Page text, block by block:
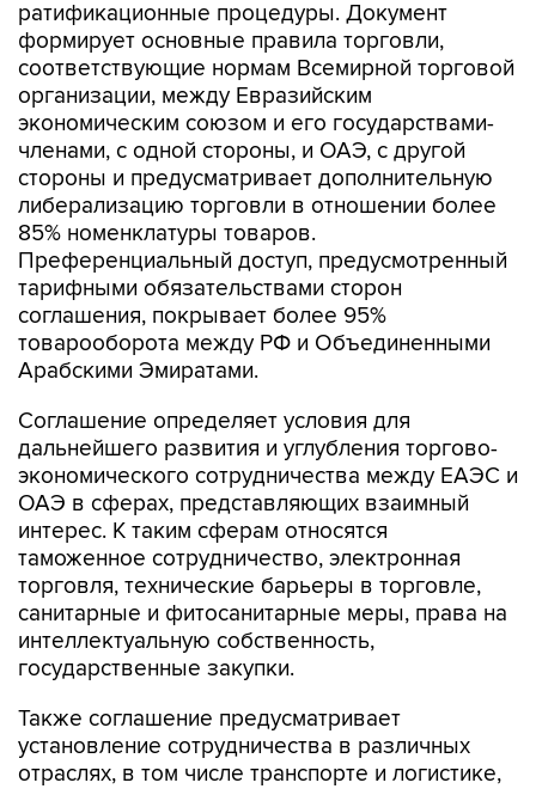
ратификационные процедуры. Документ
формирует основные правила торговли,
соответствующие нормам Всемирной торговой
организации, между Евразийским
экономическим союзом и его государствами-
членами, с одной стороны, и ОАЭ, с другой
стороны и предусматривает дополнительную
либерализацию торговли в отношении более
85% номенклатуры товаров.
Преференциальный доступ, предусмотренный
тарифными обязательствами сторон
соглашения, покрывает более 95%
товарооборота между РФ и Объединенными
Арабскими Эмиратами.
Соглашение определяет условия для
дальнейшего развития и углубления торгово-
экономического сотрудничества между ЕАЭС и
ОАЭ в сферах, представляющих взаимный
интерес. К таким сферам относятся
таможенное сотрудничество, электронная
торговля, технические барьеры в торговле,
санитарные и фитосанитарные меры, права на
интеллектуальную собственность,
государственные закупки.
Также соглашение предусматривает
установление сотрудничества в различных
отраслях, в том числе транспорте и логистике,